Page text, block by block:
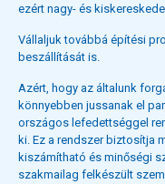
ezért nagy- és
Vállaljuk továbbá építési
beszállítását is.
Azért, hogy az általunk
könnyebben jussanak el
országos lefedettséggel
ki. Ez a rendszer biztosítja
kiszámítható és minőségi
szakmailag felkészült